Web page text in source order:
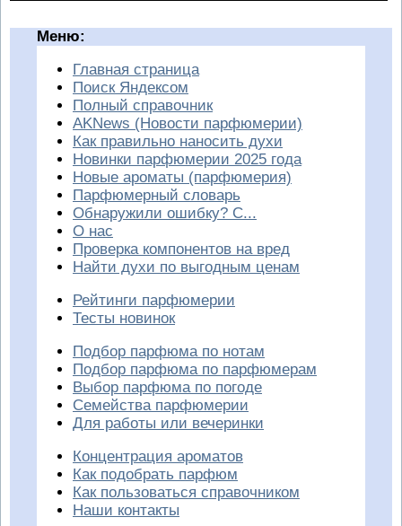
Меню:
Главная страница
Поиск Яндексом
Полный справочник
AKNews (Новости парфюмерии)
Как правильно наносить духи
Новинки парфюмерии 2025 года
Новые ароматы (парфюмерия)
Парфюмерный словарь
Обнаружили ошибку? С...
О нас
Проверка компонентов на вред
Найти духи по выгодным ценам
Рейтинги парфюмерии
Тесты новинок
Подбор парфюма по нотам
Подбор парфюма по парфюмерам
Выбор парфюма по погоде
Семейства парфюмерии
Для работы или вечеринки
Концентрация ароматов
Как подобрать парфюм
Как пользоваться справочником
Наши контакты